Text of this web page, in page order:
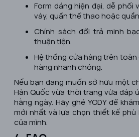
Form dáng hiện đại, dễ phối
váy, quần thể thao hoặc
Chính sách đổi trả minh
thuận tiện.
Hệ thống cửa hàng trên
hàng nhanh chóng.
Nếu bạn đang muốn sở hữu một
Hàn Quốc vừa thời trang vừa đáp
hằng ngày. Hãy ghé YODY để
mới nhất và lựa chọn thiết kế
của mình.